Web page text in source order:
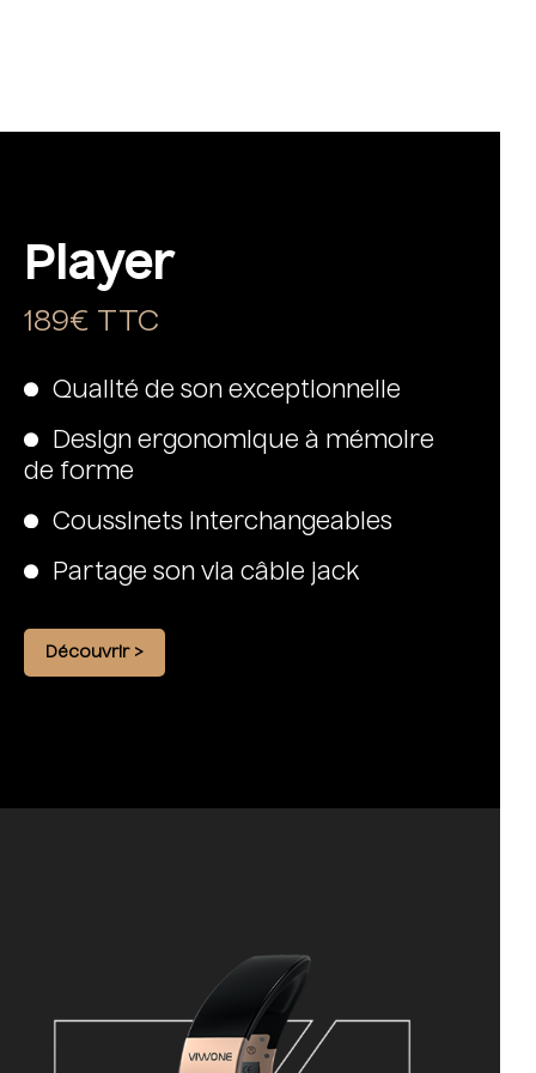
Player
189€ TTC
Qualité de son exceptionnelle
Design ergonomique à mémoire
de forme
Coussinets interchangeables
Partage son via câble jack
Découvrir >